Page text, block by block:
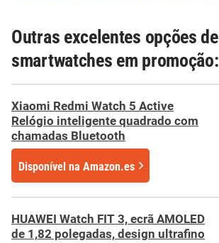
Outras excelentes opções de
smartwatches em promoção:
Xiaomi Redmi Watch 5 Active
Relógio inteligente quadrado com
chamadas Bluetooth
Disponível na Amazon.es
HUAWEI Watch FIT 3, ecrã AMOLED
de 1,82 polegadas, design ultrafino